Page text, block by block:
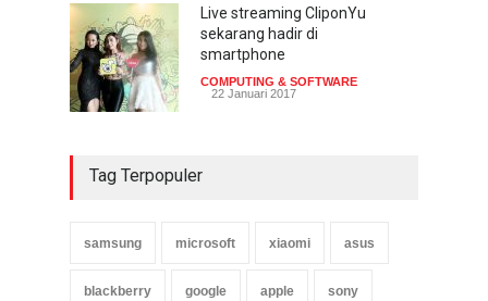
Live streaming CliponYu
sekarang hadir di
smartphone
COMPUTING & SOFTWARE
22 Januari 2017
Tag Terpopuler
samsung microsoft xiaomi asus
blackberry google apple sony